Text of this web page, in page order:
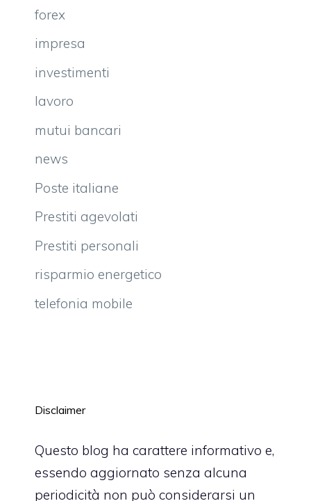
forex
impresa
investimenti
lavoro
mutui bancari
news
Poste italiane
Prestiti agevolati
Prestiti personali
risparmio energetico
telefonia mobile
Disclaimer
Questo blog ha carattere informativo e,
essendo aggiornato senza alcuna
periodicità non può considerarsi un